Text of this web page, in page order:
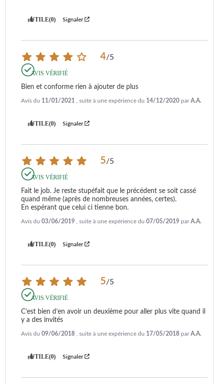
UTILE(0) Signaler
4/5
AVIS VÉRIFIÉ
Bien et conforme rien à ajouter de plus
Avis du 11/01/2021 , suite à une expérience du 14/12/2020 parA.A.
UTILE(0) Signaler
5/5
AVIS VÉRIFIÉ
Fait le job. Je reste stupéfait que le précédent se soit cassé
quand même (après de nombreuses années, certes).
En espérant que celui ci tienne bon.
Avis du 03/06/2019 , suite à une expérience du 07/05/2019 parA.A.
UTILE(0) Signaler
5/5
AVIS VÉRIFIÉ
C’est bien d’en avoir un deuxième pour aller plus vite quand il
y a des invités
Avis du 09/06/2018 , suite à une expérience du 17/05/2018 parA.A.
UTILE(0) Signaler